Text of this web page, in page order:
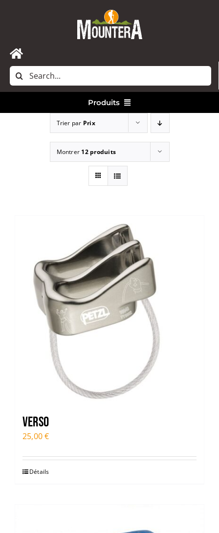
Toggle
Navigation
Accueil
Rechercher:
Produits
Randonnée
Trail
Escalade / Alpinisme
Bons Plans
Trier par Prix
Montrer 12 produits
Verso
25,00€
Détails